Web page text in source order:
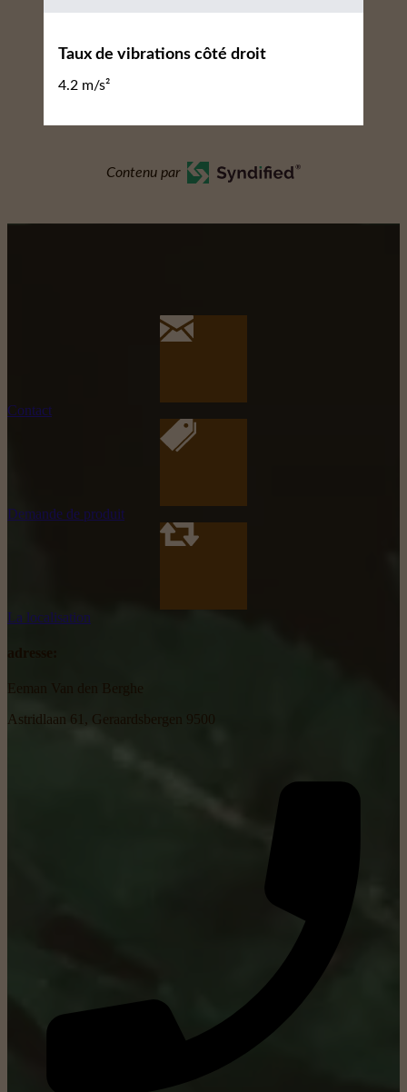
Taux de vibrations côté droit
4.2 m/s²
Contenu par
Contact
Demande de produit
La localisation
Astridlaan 61, Geraardsbergen 9500